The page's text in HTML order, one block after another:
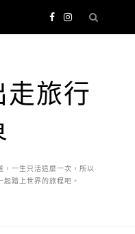
走旅行
，一生只活這麼一次，所以
踏上世界的旅程吧。